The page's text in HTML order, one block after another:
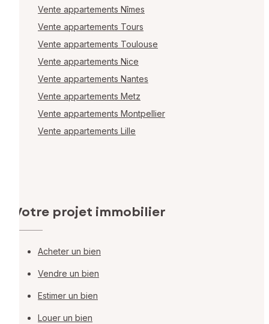
Vente appartements Nîmes
Vente appartements Tours
Vente appartements Toulouse
Vente appartements Nice
Vente appartements Nantes
Vente appartements Metz
Vente appartements Montpellier
Vente appartements Lille
Votre projet immobilier
Acheter un bien
Vendre un bien
Estimer un bien
Louer un bien